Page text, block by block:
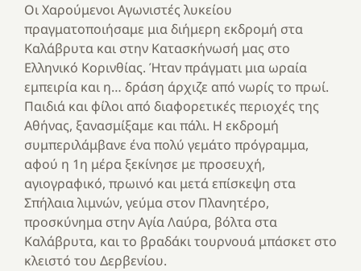
Οι Χαρούμενοι Αγωνιστές λυκείου
πραγματοποιήσαμε μια διήμερη εκδρομή στα
Καλάβρυτα και στην Κατασκήνωσή μας στο
Ελληνικό Κορινθίας. Ήταν πράγματι μια ωραία
εμπειρία και η… δράση άρχιζε από νωρίς το πρωί.
Παιδιά και φίλοι από διαφορετικές περιοχές της
Αθήνας, ξανασμίξαμε και πάλι. Η εκδρομή
συμπεριλάμβανε ένα πολύ γεμάτο πρόγραμμα,
αφού η 1η μέρα ξεκίνησε με προσευχή,
αγιογραφικό, πρωινό και μετά επίσκεψη στα
Σπήλαια λιμνών, γεύμα στον Πλανητέρο,
προσκύνημα στην Αγία Λαύρα, βόλτα στα
Καλάβρυτα, και το βραδάκι τουρνουά μπάσκετ στο
κλειστό του Δερβενίου.